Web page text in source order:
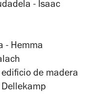
- Isaac
- Hemma
de madera